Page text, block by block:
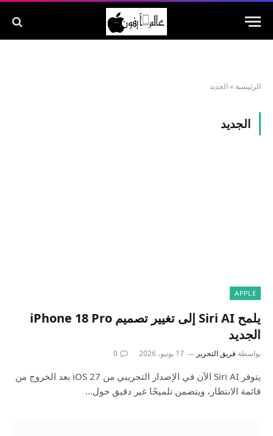
الرئيسية » الجديد
الجديد
APPLE
يلمح Siri AI إلى تغيير تصميم iPhone 18 Pro
الجديد
بواسطة فريق التحرير 17 يونيو، 2026 0
يتوفر Siri AI الآن في الإصدار التجريبي من iOS 27 بعد الخروج من
قائمة الانتظار، ويتضمن تلميحًا غير دقيق حول…